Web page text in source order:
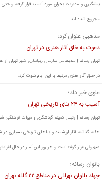
پیشگیری و مدیریت بحران مورد آسیب قرار گرفته و حتی
مجروح شده اند.
مذهبی عنوان کرد؛
دعوت به خلق آثار هنری در تهران
تهران رسانه | مدیرعامل سازمان زیباسازی شهر تهران
در خلق آثار هنری مرتبط با این ایام دعوت کرد.
علوی خبر داد؛
آسیب به ۲۴ بنای تاریخی تهران
تهران رسانه | رئیس کمیته گردشگری و میراث فرهنگی
هفته گذشته آثار ارزشمند و بناهای تاریخی بسیاری
صهیونی قرار گرفته است و هر روز این آمار در حال
بانوان رسانه؛
جهاد بانوان تهرانی در مناطق ۲۲ گانه تهران